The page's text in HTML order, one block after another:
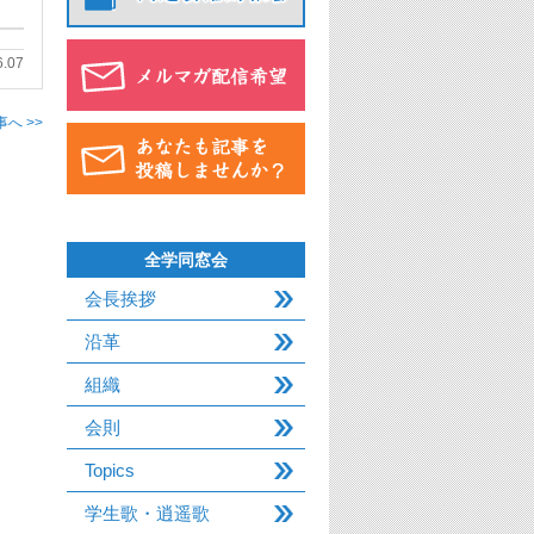
へ >>
全学同窓会
会長挨拶
沿革
組織
会則
Topics
学生歌・逍遥歌